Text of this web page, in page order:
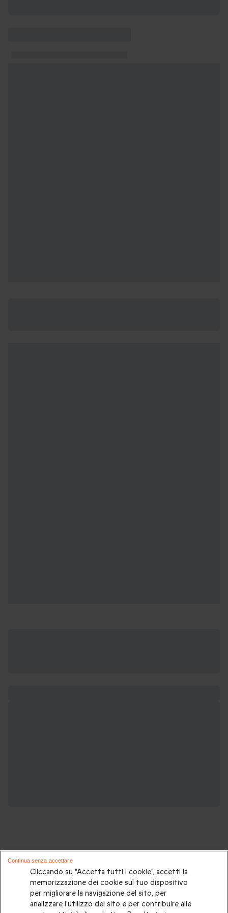
Potrebbero piacerti anche questi cofanetti
regalo:
Cliccando su "Accetta tutti i cookie", accetti la
memorizzazione dei cookie sul tuo dispositivo
per migliorare la navigazione del sito, per
analizzare l'utilizzo del sito e per contribuire alle
Continua senza accettare